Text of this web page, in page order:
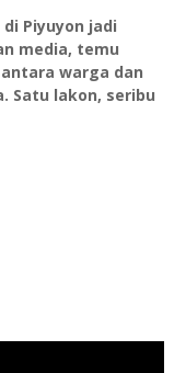
Piyuyon jadi
media, temu
warga dan
Satu lakon, seribu